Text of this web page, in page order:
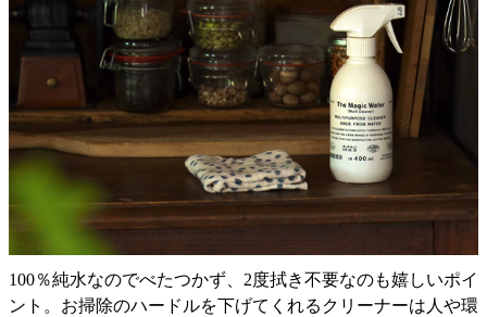
100％純水なのでべたつかず、2度拭き不要なのも嬉しいポイ
ント。お掃除のハードルを下げてくれるクリーナーは人や環